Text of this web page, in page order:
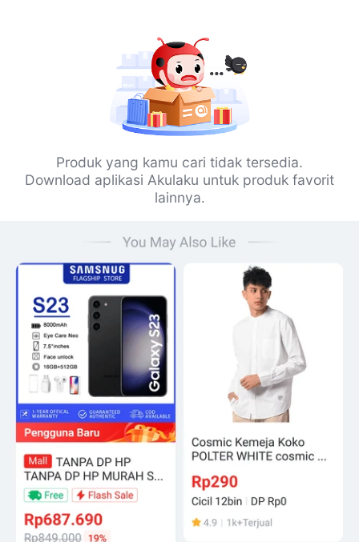
Produk yang kamu cari tidak tersedia.
Download aplikasi Akulaku untuk produk favorit
lainnya.